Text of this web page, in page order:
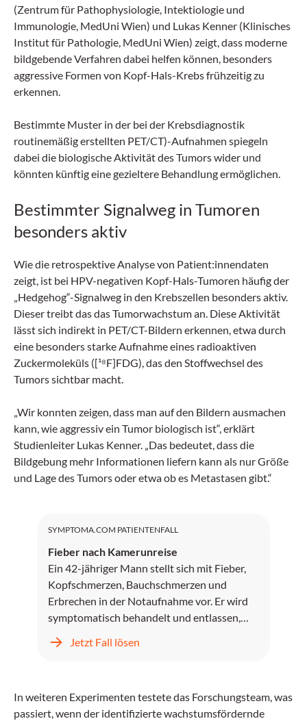
(Zentrum für Pathophysiologie, Intektiologie und
Immunologie, MedUni Wien) und Lukas Kenner (Klinisches
Institut für Pathologie, MedUni Wien) zeigt, dass moderne
bildgebende Verfahren dabei helfen können, besonders
aggressive Formen von Kopf-Hals-Krebs frühzeitig zu
erkennen.
Bestimmte Muster in der bei der Krebsdiagnostik
routinemäßig erstellten PET/CT)-Aufnahmen spiegeln
dabei die biologische Aktivität des Tumors wider und
könnten künftig eine gezieltere Behandlung ermöglichen.
Bestimmter Signalweg in Tumoren
besonders aktiv
Wie die retrospektive Analyse von Patient:innendaten
zeigt, ist bei HPV-negativen Kopf-Hals-Tumoren häufig der
„Hedgehog“-Signalweg in den Krebszellen besonders aktiv.
Dieser treibt das das Tumorwachstum an. Diese Aktivität
lässt sich indirekt in PET/CT-Bildern erkennen, etwa durch
eine besonders starke Aufnahme eines radioaktiven
Zuckermoleküls ([¹⁸F]FDG), das den Stoffwechsel des
Tumors sichtbar macht.
„Wir konnten zeigen, dass man auf den Bildern ausmachen
kann, wie aggressiv ein Tumor biologisch ist“, erklärt
Studienleiter Lukas Kenner. „Das bedeutet, dass die
Bildgebung mehr Informationen liefern kann als nur Größe
und Lage des Tumors oder etwa ob es Metastasen gibt.“
SYMPTOMA.COM PATIENTENFALL
Fieber nach Kamerunreise
Ein 42-jähriger Mann stellt sich mit Fieber,
Kopfschmerzen, Bauchschmerzen und
Erbrechen in der Notaufnahme vor. Er wird
symptomatisch behandelt und entlassen,
kehrt jedoch zwei Tage später mit
unstillbarem Erbrechen, Kopfschmerzen und
Jetzt Fall lösen
In weiteren Experimenten testete das Forschungsteam, was
passiert, wenn der identifizierte wachstumsfördernde